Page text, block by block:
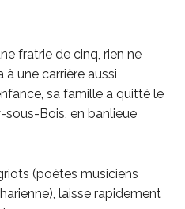
fratrie de cinq, rien ne
une carrière aussi
sa famille a quitté le
sous-Bois, en banlieue
(poètes musiciens
laisse rapidement